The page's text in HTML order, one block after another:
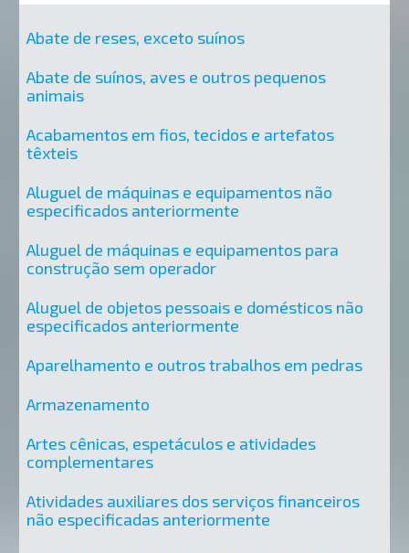
Abate de reses, exceto suínos
Abate de suínos, aves e outros pequenos
animais
Acabamentos em fios, tecidos e artefatos
têxteis
Aluguel de máquinas e equipamentos não
especificados anteriormente
Aluguel de máquinas e equipamentos para
construção sem operador
Aluguel de objetos pessoais e domésticos não
especificados anteriormente
Aparelhamento e outros trabalhos em pedras
Armazenamento
Artes cênicas, espetáculos e atividades
complementares
Atividades auxiliares dos serviços financeiros
não especificadas anteriormente